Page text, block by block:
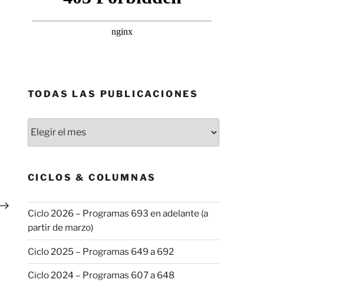
entrada
TODAS LAS PUBLICACIONES
las
CICLOS & COLUMNAS
Ciclo 2026 – Programas 693 en adelante (a
partir de marzo)
Ciclo 2025 – Programas 649 a 692
Ciclo 2024 – Programas 607 a 648